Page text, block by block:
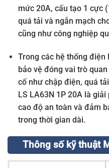
mức 20A, cấu tạo 1 cực
quá tải và ngắn mạch
cũng như công nghiệp
Trong các hệ thống
bảo vệ đóng vai trò
cố như chập điện, quá
LS LA63N 1P 20A là
cao độ an toàn và đảm
trong thời gian dài.
Thông số kỹ thuật